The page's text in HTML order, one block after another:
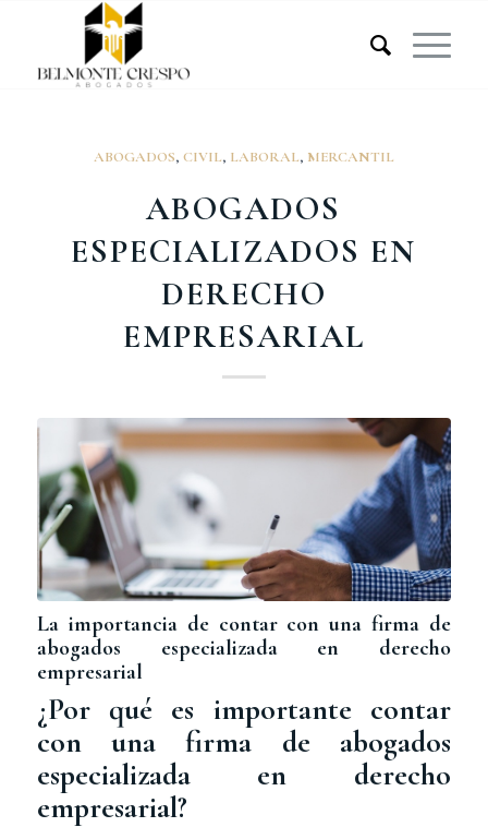
ABOGADOS, CIVIL, LABORAL, MERCANTIL
ABOGADOS
ESPECIALIZADOS EN
DERECHO
EMPRESARIAL
La importancia de contar con una firma de
abogados especializada en derecho
empresarial
¿Por qué es importante contar
con una firma de abogados
especializada en derecho
empresarial?